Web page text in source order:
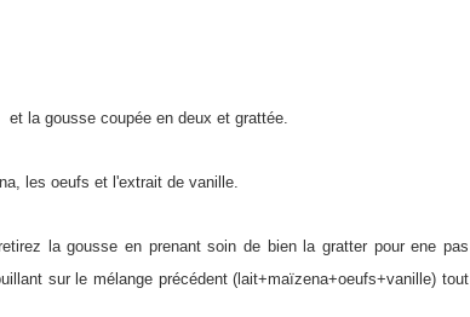
la gousse coupée en deux et grattée.
les oeufs et l'extrait de vanille.
la gousse en prenant soin de bien la gratter pour ene pas
sur le mélange précédent (lait+maïzena+oeufs+vanille) tout